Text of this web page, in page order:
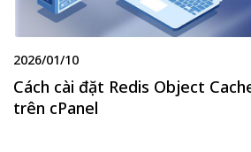
2026/01/10
Cách cài đặt Redis Object
trên cPanel